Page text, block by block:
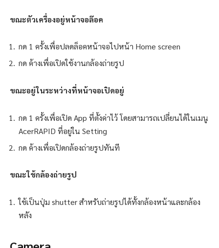
ขณะตัวเครื่องอยู่หน้าจอล๊อค
กด 1 ครั้งเพื่อปลดล็อคหน้าจอไปหน้า Home screen
กด ค้างเพื่อเปิดใช้งานกล้องถ่ายรูป
ขณะอยู่ในระหว่างที่หน้าจอเปิดอยู่
กด 1 ครั้งเพื่อเปิด App ที่ตั้งค่าไว้ โดยสามารถเปลี่ยนได้ในเมนู
AcerRAPID ที่อยู่ใน Setting
กด ค้างเพื่อเปิดกล้องถ่ายรูปทันที
ขณะใช้กล้องถ่ายรูป
ใช้เป็นปุ่ม shutter สำหรับถ่ายรูปได้ทั้งกล้องหน้าและกล้อง
หลัง